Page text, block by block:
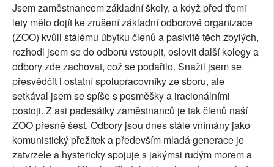
Jsem zaměstnancem základní školy, a když před třemi
lety mělo dojít ke zrušení základní odborové organizace
(ZOO) kvůli stálému úbytku členů a pasivitě těch zbylých,
rozhodl jsem se do odborů vstoupit, oslovit další kolegy a
odbory zde zachovat, což se podařilo. Snažil jsem se
přesvědčit i ostatní spolupracovníky ze sboru, ale
setkával jsem se spíše s posměšky a iracionálními
postoji. Z asi padesátky zaměstnanců je tak členů naší
ZOO přesně šest. Odbory jsou dnes stále vnímány jako
komunistický přežitek a především mladá generace je
zatvrzele a hystericky spojuje s jakýmsi rudým morem a